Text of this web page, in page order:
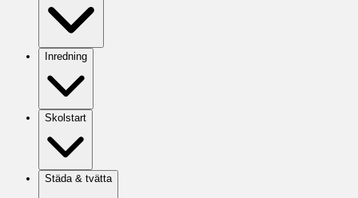
Inredning
Skolstart
Städa & tvätta